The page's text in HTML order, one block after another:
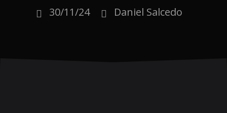
30/11/24 Daniel Salcedo